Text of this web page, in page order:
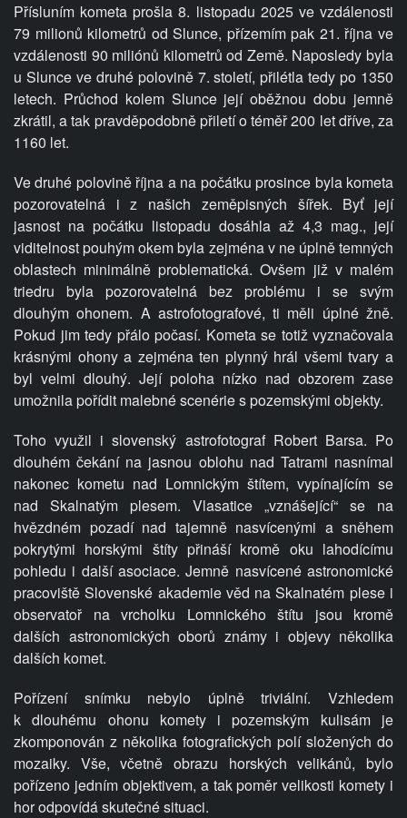
Přísluním kometa prošla 8. listopadu 2025 ve vzdálenosti
79 milionů kilometrů od Slunce, přízemím pak 21. října ve
vzdálenosti 90 miliónů kilometrů od Země. Naposledy byla
u Slunce ve druhé polovině 7. století, přilétla tedy po 1350
letech. Průchod kolem Slunce její oběžnou dobu jemně
zkrátil, a tak pravděpodobně přiletí o téměř 200 let dříve, za
1160 let.
Ve druhé polovině října a na počátku prosince byla kometa
pozorovatelná i z našich zeměpisných šířek. Byť její
jasnost na počátku listopadu dosáhla až 4,3 mag., její
viditelnost pouhým okem byla zejména v ne úplně temných
oblastech minimálně problematická. Ovšem již v malém
triedru byla pozorovatelná bez problému i se svým
dlouhým ohonem. A astrofotografové, ti měli úplné žně.
Pokud jim tedy přálo počasí. Kometa se totiž vyznačovala
krásnými ohony a zejména ten plynný hrál všemi tvary a
byl velmi dlouhý. Její poloha nízko nad obzorem zase
umožnila pořídit malebné scenérie s pozemskými objekty.
Toho využil i slovenský astrofotograf Robert Barsa. Po
dlouhém čekání na jasnou oblohu nad Tatrami nasnímal
nakonec kometu nad Lomnickým štítem, vypínajícím se
nad Skalnatým plesem. Vlasatice „vznášející“ se na
hvězdném pozadí nad tajemně nasvícenými a sněhem
pokrytými horskými štíty přináší kromě oku lahodícímu
pohledu i další asociace. Jemně nasvícené astronomické
pracoviště Slovenské akademie věd na Skalnatém plese i
observatoř na vrcholku Lomnického štítu jsou kromě
dalších astronomických oborů známy i objevy několika
dalších komet.
Pořízení snímku nebylo úplně triviální. Vzhledem
k dlouhému ohonu komety i pozemským kulisám je
zkomponován z několika fotografických polí složených do
mozaiky. Vše, včetně obrazu horských velikánů, bylo
pořízeno jedním objektivem, a tak poměr velikosti komety i
hor odpovídá skutečné situaci.